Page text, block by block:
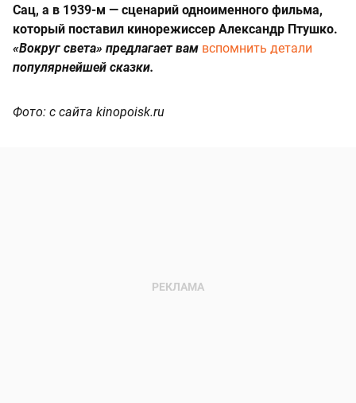
Сац, а в 1939-м — сценарий одноименного фильма,
который поставил кинорежиссер Александр Птушко.
«Вокруг света» предлагает вам вспомнить детали
популярнейшей сказки.
Фото: с сайта kinopoisk.ru